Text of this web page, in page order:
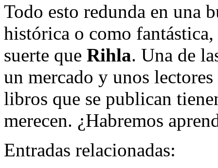
Todo esto redunda en una
histórica o como
suerte que Rihla. Una de
un mercado y unos
libros que se publican
merecen. ¿Habremos
Entradas relacionadas: